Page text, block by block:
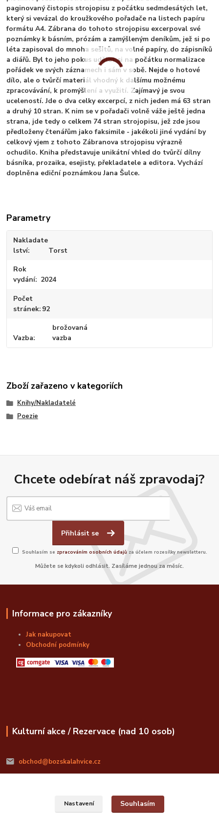
paginovaný čistopis strojopisu z počátku sedmdesátých let,
který si vevázal do kroužkového pořadače na listech papíru
formátu A4. Zábrana do tohoto strojopisu excerpoval své
poznámky k básním, prózám a zamýšleným deníkům, jež si po
léta zapisoval do mnoha sešitů, na volné papíry, do zápisníků
a diářů. Byl to jeho pokus udělat si na počátku normalizace
pořádek ve svých záznamech i sám v sobě. Nejde o hotové
dílo, ale o tvůrčí materiál vhodný k dalšímu možnému
zpracovávání, k promýšlení a využití. Zajímavý je svou
uceleností. Jde o dva celky excerpcí, z nich jeden má 63 stran
a druhý 10 stran. K nim se v pořadači volně váže ještě jedna
strana, jde tedy o celkem 74 stran strojopisu, jež zde jsou
předloženy čtenářům jako faksimile - jakékoli jiné vydání by
celkový vjem z tohoto Zábranova strojopisu výrazně
ochudilo. Kniha představuje unikátní vhled do tvůrčí dílny
básníka, prozaika, esejisty, překladatele a editora. Vychází
doplněna ediční poznámkou Jana Šulce.
Parametry
Nakladate
lství
Torst
Rok
vydání
2024
Počet
stránek 92
Vazba
brožovaná
vazba
Zboží zařazeno v kategoriích
Knihy/Nakladatelé
Poezie
Chcete odebírat náš zpravodaj?
Přihlásit se
Souhlasím se zpracováním osobních údajů za účelem rozesílky newsletteru.
Můžete se kdykoli odhlásit. Zasíláme jednou za měsíc.
Informace pro zákazníky
Jak nakupovat
Obchodní podmínky
Kulturní akce / Rezervace (nad 10 osob)
obchod@bozskalahvice.cz
Nastavení Souhlasím